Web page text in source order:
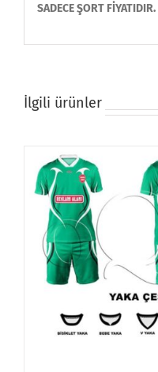
SADECE ŞORT
İlgili ürünler